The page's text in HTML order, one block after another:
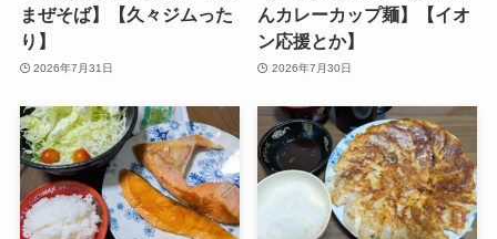
まぜそば】【久々ジムった
り】
2026年7月31日
んカレーカップ麺】【イオ
ン応援とか】
2026年7月30日